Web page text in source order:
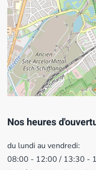
Nos heures
du lundi au vendredi:
08:00 - 12:00 / 13:30 -